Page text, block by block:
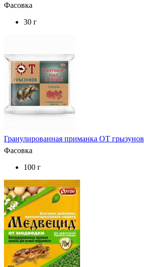
Фасовка
30 г
Гранулированная приманка ОТ грызунов
Фасовка
100 г